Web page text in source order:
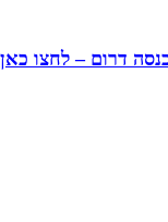
דרום – לחצו